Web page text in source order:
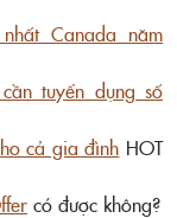
Canada năm
tuyển dụng số
cả gia đình HOT
có được không?